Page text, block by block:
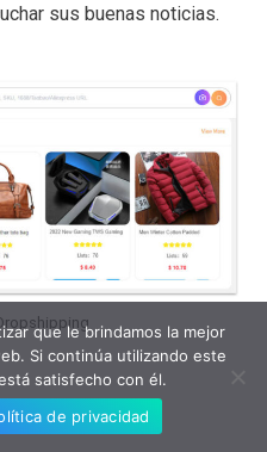
sus buenas noticias.
que le brindamos la mejor
Si continúa utilizando este
satisfecho con él.
de privacidad